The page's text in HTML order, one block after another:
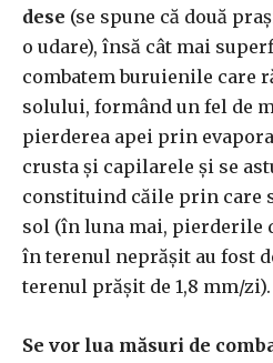
dese (se spune că două
o udare), însă cât mai
combatem buruienile care
solului, formând un fel de
pierderea apei prin
crusta şi capilarele şi se
constituind căile prin care
sol (în luna mai, pierderile
în terenul neprăşit au fost
terenul prăşit de 1,8 mm/zi).
Se vor lua măsuri de